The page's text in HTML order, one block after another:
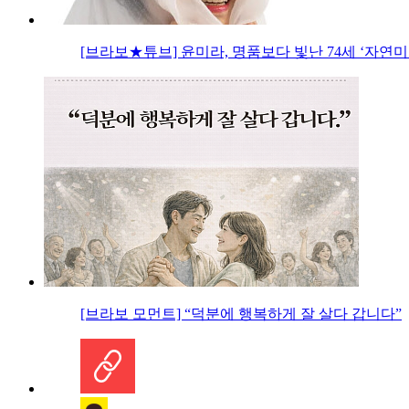
[브라보★튜브] 윤미라, 명품보다 빛난 74세 ‘자연미
[브라보 모먼트] “덕분에 행복하게 잘 살다 갑니다”